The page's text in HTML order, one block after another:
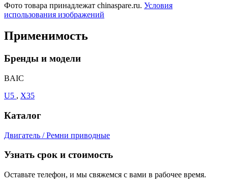
Фото товара принадлежат chinaspare.ru. Условия
использования изображений
Применимость
Бренды и модели
BAIC
U5 , X35
Каталог
Двигатель / Ремни приводные
Узнать срок и стоимость
Оставьте телефон, и мы свяжемся с вами в рабочее время.